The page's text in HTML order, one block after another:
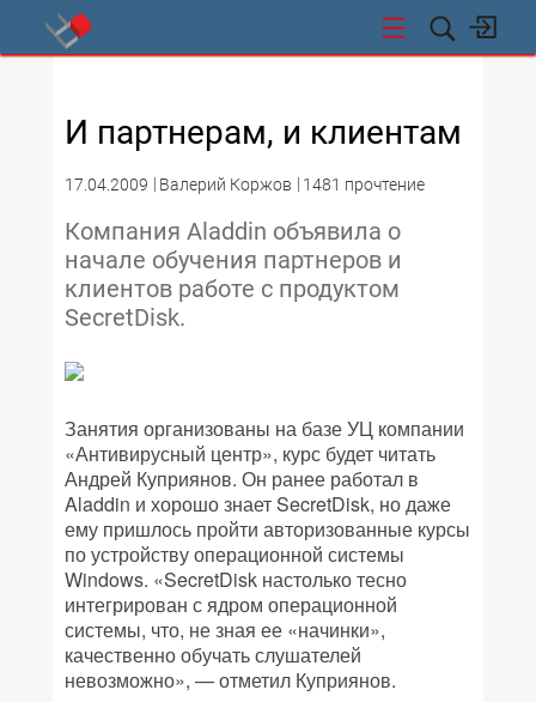
И партнерам, и клиентам
17.04.2009 Валерий Коржов 1481 прочтение
Компания Aladdin объявила о
начале обучения партнеров и
клиентов работе с продуктом
SecretDisk.
Занятия организованы на базе УЦ компании
«Антивирусный центр», курс будет читать
Андрей Куприянов. Он ранее работал в
Aladdin и хорошо знает SecretDisk, но даже
ему пришлось пройти авторизованные курсы
по устройству операционной системы
Windows. «SecretDisk настолько тесно
интегрирован с ядром операционной
системы, что, не зная ее «начинки»,
качественно обучать слушателей
невозможно», — отметил Куприянов.